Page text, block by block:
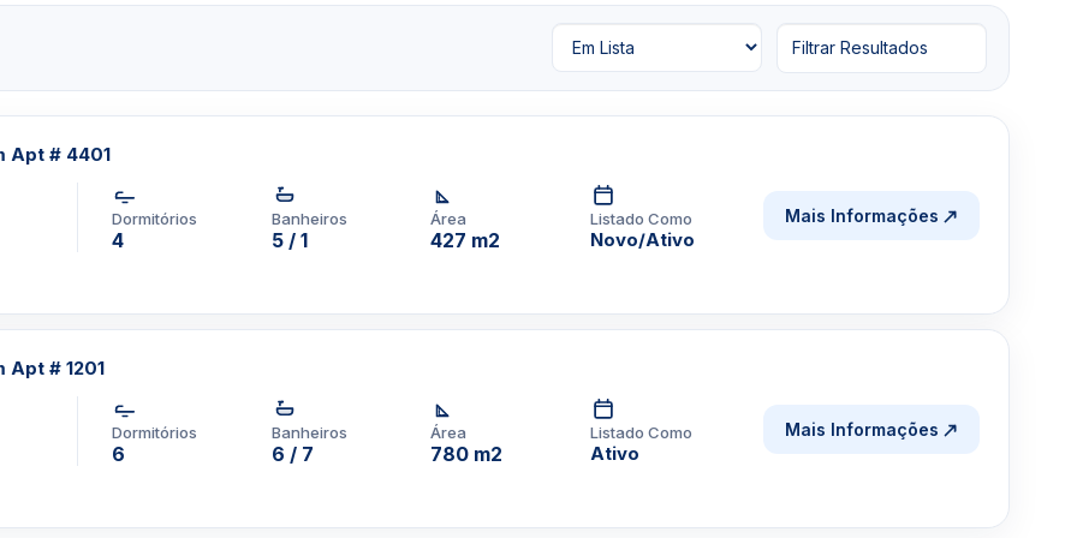
liberadas para
nesta fase terá
Os contratos estarão
e conclusão em 2017.
(pisos 10 e 12 com
Filtrar Resultados
Apt # 4401
Dormitórios
4
Banheiros
5 / 1
Área
427 m2
Listado Como
Novo/Ativo
Mais Informações
Apt # 1201
Dormitórios
6
Banheiros
6 / 7
Área
780 m2
Listado Como
Ativo
Mais Informações